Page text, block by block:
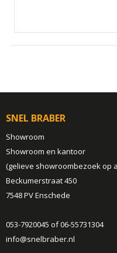
SNEL BRABER
Showroom
Showroom en kantoor
(gelieve showroombezoek op
Beckumerstraat 450
7548 PV Enschede
053-7920045 of 06-55731304
info@snelbraber.nl